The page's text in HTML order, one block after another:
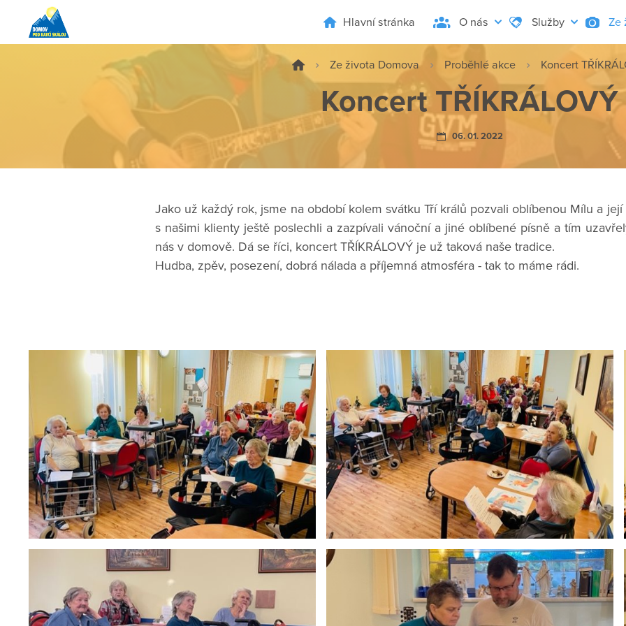
Hlavní stránka O nás Služby Ze
Ze života Domova Proběhlé akce Koncert
Koncert TŘÍKRÁLOVÝ
06. 01. 2022
Jako už každý rok, jsme na období kolem svátku Tří králů pozvali oblíbenou Mílu a
s našimi klienty ještě poslechli a zazpívali vánoční a jiné oblíbené písně a tím
nás v domově. Dá se říci, koncert TŘÍKRÁLOVÝ je už taková naše tradice.
Hudba, zpěv, posezení, dobrá nálada a příjemná atmosféra - tak to máme rádi.